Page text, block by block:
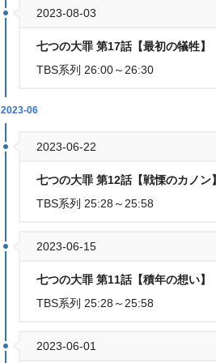
2023-08-03
七つの大罪 第17話【最初の犠牲】
TBS系列 26:00～26:30
2023-06
2023-06-22
七つの大罪 第12話【戦慄のカノ
TBS系列 25:28～25:58
2023-06-15
七つの大罪 第11話【積年の想い】
TBS系列 25:28～25:58
2023-06-01